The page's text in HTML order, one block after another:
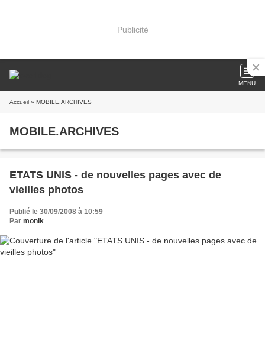
Publicité
MENU
Accueil » MOBILE.ARCHIVES
MOBILE.ARCHIVES
ETATS UNIS - de nouvelles pages avec de
vieilles photos
Publié le 30/09/2008 à 10:59
Par monik